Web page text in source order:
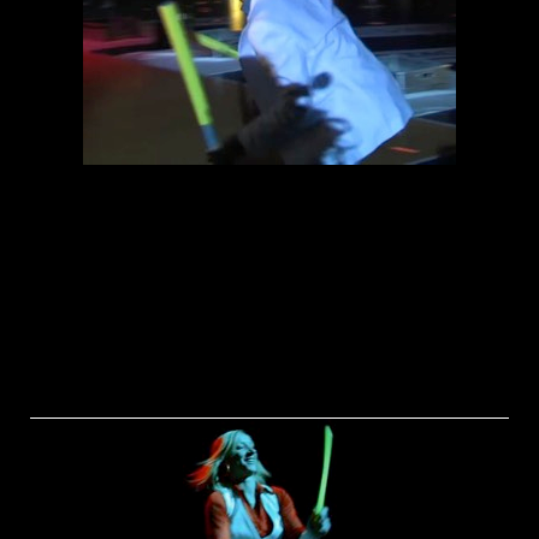
Koko, Elsa Wolliaston, Tschekpo Dan, Seydou Boro. Seine
Tätigkeitsbereiche umfassen Live-Auftritte und Studioaufnahmen in
unterschiedlichen musikalischen Formationen und Jazzbands,
Filmmusik, internationale Theater- und Performanceprojekte (am
Deutschen Theater, Haus der Kulturen der Welt, Akademie de Künste,
Tanzbiennale Venedig 2012 mit 'La Beauté du Diable' von Koffi Koko).
Mandy Pfennig